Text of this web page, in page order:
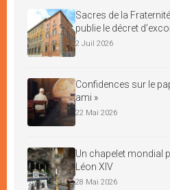
Sacres de la
publie le décret
2 Juil 2026
Confidences sur le
ami »
22 Mai 2026
Un chapelet mondial
Léon XIV
28 Mai 2026